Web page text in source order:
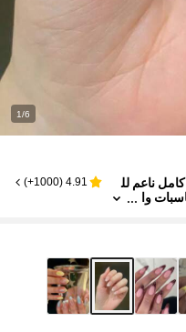
1/6
ناعم لل
وا
4.91
(
1000+
)